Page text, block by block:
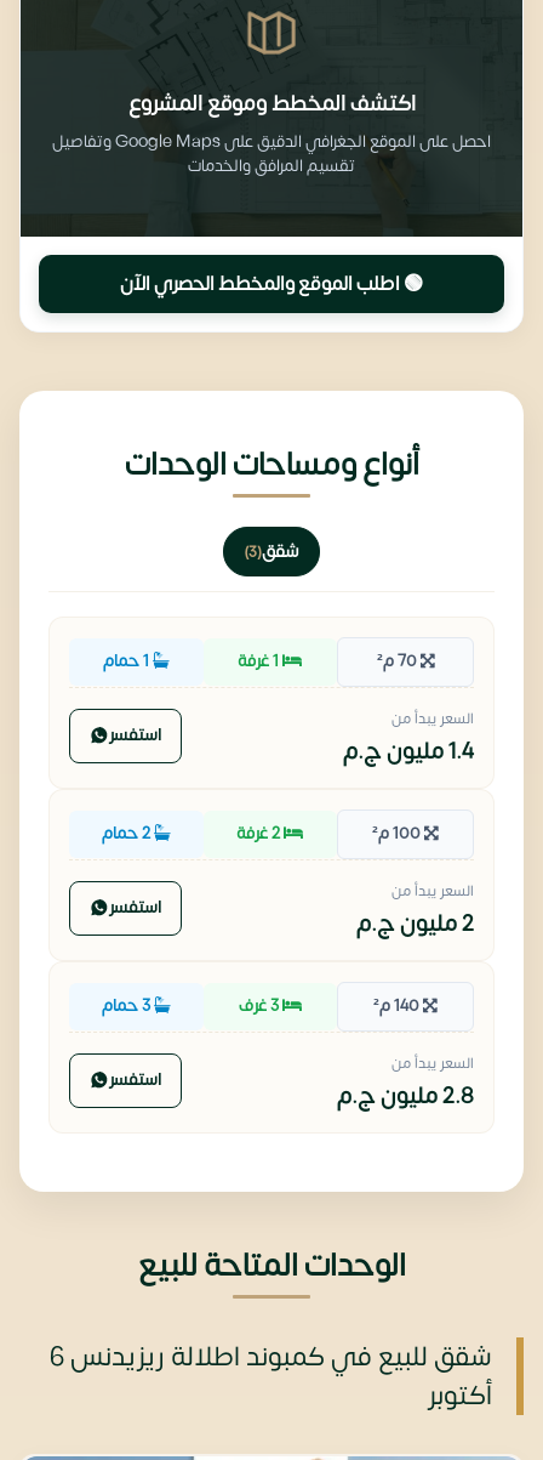
اكتشف المخطط وموقع المشروع
احصل على الموقع الجغرافي الدقيق على Google Maps وتفاصيل
تقسيم المرافق والخدمات
🟢 اطلب الموقع والمخطط الحصري الآن
أنواع ومساحات الوحدات
شقق(3)
70 م² 1 غرفة
السعر يبدأ من
1.4 مليون ج.م استفسر
100 م² 2 غرفة 2 حمام
السعر يبدأ من
2 مليون ج.م استفسر
140 م² 3 غرف 3 حمام
السعر يبدأ من
2.8 مليون ج.م استفسر
الوحدات المتاحة للبيع
شقق للبيع في كمبوند اطلالة ريزيدنس 6
أكتوبر